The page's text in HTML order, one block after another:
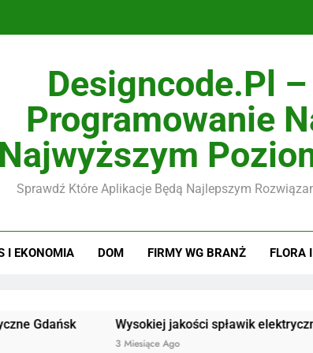
Designcode.pl –
Programowanie
Najwyższym
Sprawdź Które Aplikacje Będą Najlepszym
I EKONOMIA DOM FIRMY WG BRANŻ FLORA
Wysokiej jakości spławik elektryczny
3 Miesiące Ago